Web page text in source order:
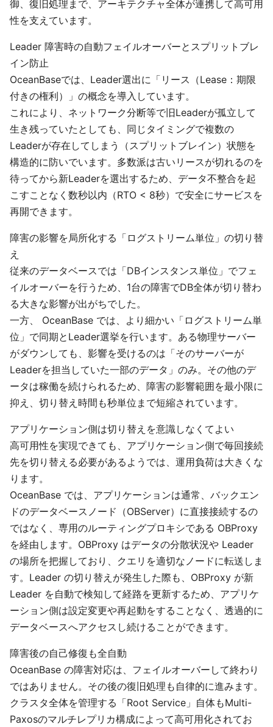
御、復旧処理まで、アーキテクチャ全体が連携して高可用
性を支えています。
Leader 障害時の自動フェイルオーバーとスプリットブレ
イン防止
OceanBaseでは、Leader選出に「リース（Lease：期限
付きの権利）」の概念を導入しています。
これにより、ネットワーク分断等で旧Leaderが孤立して
生き残っていたとしても、同じタイミングで複数の
Leaderが存在してしまう（スプリットブレイン）状態を
構造的に防いでいます。多数派は古いリースが切れるのを
待ってから新Leaderを選出するため、データ不整合を起
こすことなく数秒以内（RTO < 8秒）で安全にサービスを
再開できます。
障害の影響を局所化する「ログストリーム単位」の切り替
え
従来のデータベースでは「DBインスタンス単位」でフェ
イルオーバーを行うため、1台の障害でDB全体が切り替わ
る大きな影響が出がちでした。
一方、 OceanBase では、より細かい「ログストリーム単
位」で同期とLeader選挙を行います。ある物理サーバー
がダウンしても、影響を受けるのは「そのサーバーが
Leaderを担当していた一部のデータ」のみ。その他のデ
ータは稼働を続けられるため、障害の影響範囲を最小限に
抑え、切り替え時間も秒単位まで短縮されています。
アプリケーション側は切り替えを意識しなくてよい
高可用性を実現できても、アプリケーション側で毎回接続
先を切り替える必要があるようでは、運用負荷は大きくな
ります。
OceanBase では、アプリケーションは通常、バックエン
ドのデータベースノード（OBServer）に直接接続するの
ではなく、専用のルーティングプロキシである OBProxy
を経由します。OBProxy はデータの分散状況や Leader
の場所を把握しており、クエリを適切なノードに転送しま
す。Leader の切り替えが発生した際も、OBProxy が新
Leader を自動で検知して経路を更新するため、アプリケ
ーション側は設定変更や再起動をすることなく、透過的に
データベースへアクセスし続けることができます。
障害後の自己修復も全自動
OceanBase の障害対応は、フェイルオーバーして終わり
ではありません。その後の復旧処理も自律的に進みます。
クラスタ全体を管理する「Root Service」自体もMulti-
Paxosのマルチレプリカ構成によって高可用化されてお